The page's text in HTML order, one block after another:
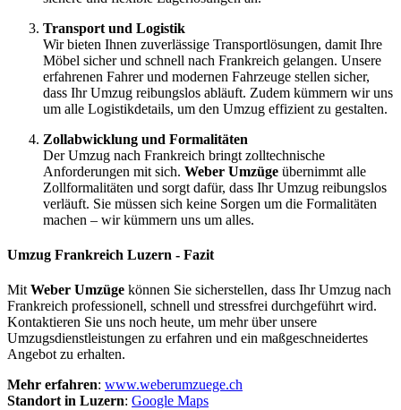
Transport und Logistik
Wir bieten Ihnen zuverlässige Transportlösungen, damit Ihre
Möbel sicher und schnell nach Frankreich gelangen. Unsere
erfahrenen Fahrer und modernen Fahrzeuge stellen sicher,
dass Ihr Umzug reibungslos abläuft. Zudem kümmern wir uns
um alle Logistikdetails, um den Umzug effizient zu gestalten.
Zollabwicklung und Formalitäten
Der Umzug nach Frankreich bringt zolltechnische
Anforderungen mit sich. Weber Umzüge übernimmt alle
Zollformalitäten und sorgt dafür, dass Ihr Umzug reibungslos
verläuft. Sie müssen sich keine Sorgen um die Formalitäten
machen – wir kümmern uns um alles.
Umzug Frankreich Luzern - Fazit
Mit Weber Umzüge können Sie sicherstellen, dass Ihr Umzug nach
Frankreich professionell, schnell und stressfrei durchgeführt wird.
Kontaktieren Sie uns noch heute, um mehr über unsere
Umzugsdienstleistungen zu erfahren und ein maßgeschneidertes
Angebot zu erhalten.
Mehr erfahren: www.weberumzuege.ch
Standort in Luzern: Google Maps